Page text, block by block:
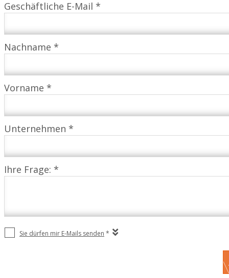
Geschäftliche E-Mail *
Nachname *
Vorname *
Unternehmen *
Ihre Frage: *
Sie dürfen mir E-Mails senden *